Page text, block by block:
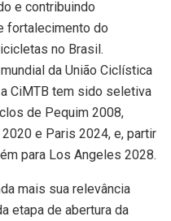
e contribuindo
fortalecimento do
no Brasil.
da União Ciclística
CiMTB tem sido seletiva
de Pequim 2008,
e Paris 2024, e, partir
para Los Angeles 2028.
mais sua relevância
etapa de abertura da